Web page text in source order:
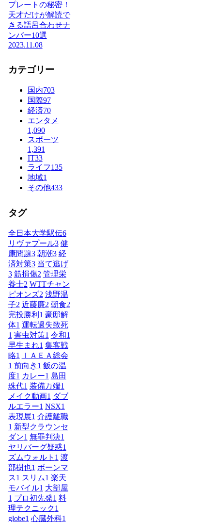
プレートの秘密！
天才だけが解読で
きる語呂合わせナ
ンバー10選
2023.11.08
カテゴリー
国内703
国際97
経済70
エンタメ
1,090
スポーツ
1,391
IT33
ライフ135
地域1
その他433
タグ
全日本大学駅伝6
リヴァプール3 健
康問題3 朝潮3 経
済対策3 当て逃げ
3 筋損傷2 管理栄
養士2 WTTチャン
ピオンズ2 浅野温
子2 近藤廉2 朝食2
完投勝利 1 豪邸解
体1 運転過失致死
1 害虫対策1 令和1
早生まれ1 集客戦
略1
ＩＡＥＡ総会
1 前向き 1 飯の温
度1 カレー1 島田
珠代1 装備万端1
メイク動画1 ダブ
ルエラー1 NSX1
表現展1 介護離職
1 新型クラウンセ
ダン1 無罪判決1
ヤリバーグ疑惑1
ズムウォルト 1 渡
部樹也1 ボーンマ
ス1 スリム1 楽天
モバイル1 大部屋
1 プロ初先発1 料
理テクニック1
globe1 心臓外科1